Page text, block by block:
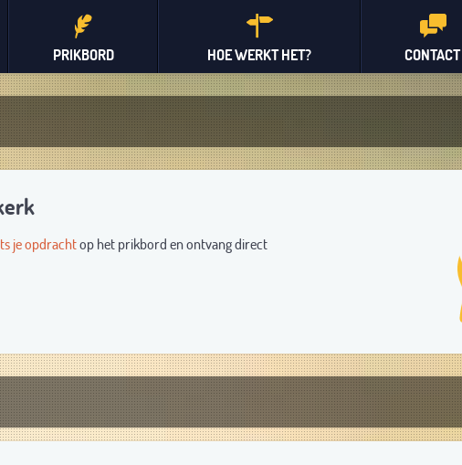
CONTACT
HOE WERKT HET?
PRIKBORD
je opdrachtop het prikbord en ontvang direct